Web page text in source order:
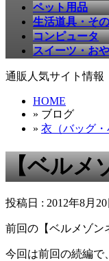
ペット用品
生活道具・そ
コンピュータ
スイーツ・お
通販人気サイト情報
HOME
» ブログ
» 衣（バッグ・
【ベルメ
投稿日 : 2012年8月20
前回の【ベルメゾン
今回は前回の続編で